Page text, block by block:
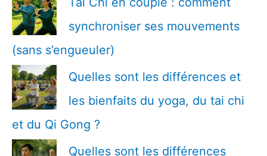
r
:
synchroniser ses mouvements
(sans s’engueuler)
Quelles sont les différences et
les bienfaits du yoga, du tai chi
et du Qi Gong ?
Quelles sont les différences